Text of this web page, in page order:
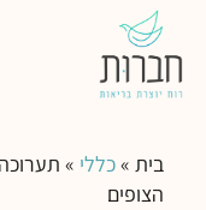
בית »כללי »
הצופים